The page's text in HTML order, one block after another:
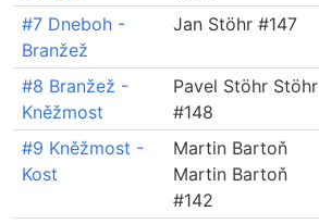
#7 Dneboh -
Branžež
Jan Stöhr #147
#8 Branžež -
Kněžmost
Pavel Stöhr Stöhr
#148
#9 Kněžmost -
Kost
Martin Bartoň
Martin Bartoň
#142